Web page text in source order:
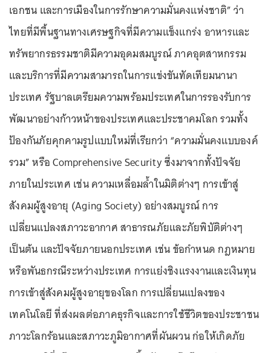
เอกชน และการเมืองในการรักษาความมั่นคงแห่งชาติ” ว่า
ไทยที่มีพื้นฐานทางเศรษฐกิจที่มีความแข็งแกร่ง อาหารและ
ทรัพยากรธรรมชาติมีความอุดมสมบูรณ์ ภาคอุตสาหกรรม
และบริการที่มีความสามารถในการแข่งขันทัดเทียมนานา
ประเทศ รัฐบาลเตรียมความพร้อมประเทศในการรองรับการ
พัฒนาอย่างก้าวหน้าของประเทศและประชาคมโลก รวมทั้ง
ป้องกันภัยคุกคามรูปแบบใหม่ที่เรียกว่า “ความมั่นคงแบบองค์
รวม” หรือ Comprehensive Security ซึ่งมาจากทั้งปัจจัย
ภายในประเทศ เช่น ความเหลื่อมล้ำในมิติต่างๆ การเข้าสู่
สังคมผู้สูงอายุ (Aging Society) อย่างสมบูรณ์ การ
เปลี่ยนแปลงสภาวะอากาศ สาธารณภัยและภัยพิบัติต่างๆ
เป็นต้น และปัจจัยภายนอกประเทศ เช่น ข้อกำหนด กฎหมาย
หรือพันธกรณีระหว่างประเทศ การแย่งชิงแรงงานและเงินทุน
การเข้าสู่สังคมผู้สูงอายุของโลก การเปลี่ยนแปลงของ
เทคโนโลยี ที่ส่งผลต่อภาคธุรกิจและการใช้ชีวิตของประชาชน
ภาวะโลกร้อนและสภาวะภูมิอากาศที่ผันผวน ก่อให้เกิดภัย